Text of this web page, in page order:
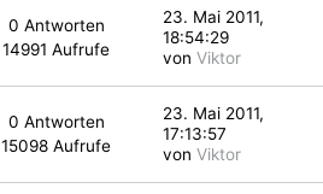
0 Antworten
14991 Aufrufe
23. Mai 2011,
18:54:29
von Viktor
0 Antworten
15098 Aufrufe
23. Mai 2011,
17:13:57
von Viktor